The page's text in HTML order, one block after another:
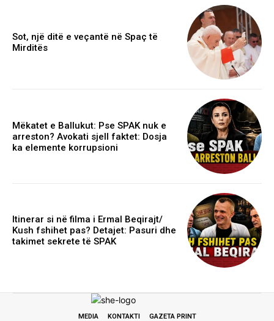
Sot, një ditë e veçantë në Spaç të
Mirditës
Mëkatet e Ballukut: Pse SPAK nuk e
arreston? Avokati sjell faktet: Dosja
ka elemente korrupsioni
Itinerar si në filma i Ermal Beqirajt/
Kush fshihet pas? Detajet: Pasuri dhe
takimet sekrete të SPAK
MEDIA KONTAKTI GAZETA PRINT